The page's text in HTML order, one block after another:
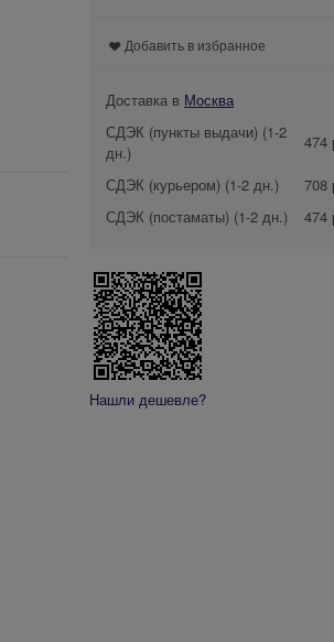
Добавить в избранное
Доставка в Москва
СДЭК (пункты выдачи) (1-2
дн.)
474
СДЭК (курьером) (1-2 дн.)
708
СДЭК (постаматы) (1-2 дн.) 474
Нашли дешевле?